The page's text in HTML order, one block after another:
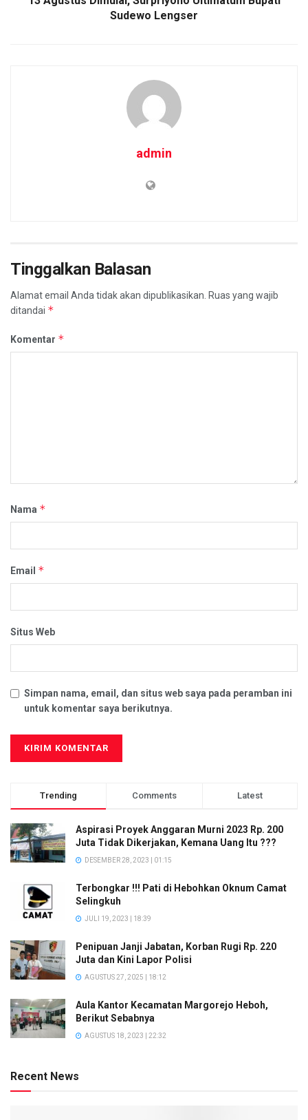
Sudewo Lengser
admin
Tinggalkan Balasan
Alamat email Anda tidak akan dipublikasikan. Ruas yang wajib
ditandai *
Komentar *
Nama *
Email *
Situs Web
Simpan nama, email, dan situs web saya pada peramban ini
untuk komentar saya berikutnya.
Trending Comments Latest
Aspirasi Proyek Anggaran Murni 2023 Rp. 200
Juta Tidak Dikerjakan, Kemana Uang Itu ???
DESEMBER 28, 2023 | 01:15
Terbongkar !!! Pati di Hebohkan Oknum Camat
Selingkuh
JULI 19, 2023 | 18:39
Penipuan Janji Jabatan, Korban Rugi Rp. 220
Juta dan Kini Lapor Polisi
AGUSTUS 27, 2025 | 18:12
Aula Kantor Kecamatan Margorejo Heboh,
Berikut Sebabnya
AGUSTUS 18, 2023 | 22:32
Recent News